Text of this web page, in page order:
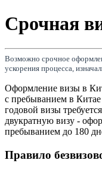
Срочная
Возможно срочное
ускорения процесса,
Оформление визы в
с пребыванием в
годовой визы
двукратную визу -
пребыванием до 180
Правило